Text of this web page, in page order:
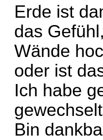
Erde ist
das
Wände
oder ist
Ich habe
Bin